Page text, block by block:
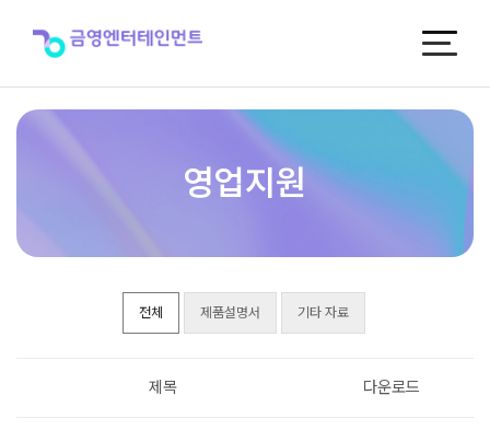
영업지원
전체 제품설명서 기타 자료
제목 다운로드